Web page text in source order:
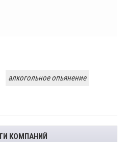
алкогольное опьянение
КОМПАНИЙ